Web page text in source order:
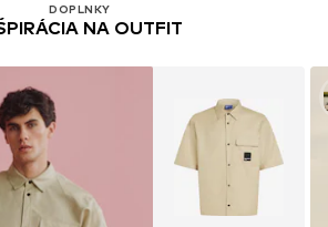
DOPLNKY
NA OUTFIT